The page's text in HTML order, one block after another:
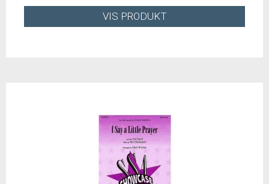
VIS PRODUKT